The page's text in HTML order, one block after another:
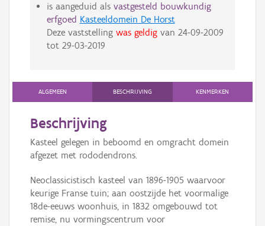
is aangeduid als vastgesteld bouwkundig
erfgoed Kasteeldomein De Horst
Deze vaststelling was geldigvan 24-09-2009
tot 29-03-2019
ALGEMEEN BESCHRIJVING KENMERKEN
Beschrijving
Kasteel gelegen in beboomd en omgracht domein
afgezet met rododendrons.
Neoclassicistisch kasteel van 1896-1905 waarvoor
keurige Franse tuin; aan oostzijde het voormalige
18de-eeuws woonhuis, in 1832 omgebouwd tot
remise, nu vormingscentrum voor